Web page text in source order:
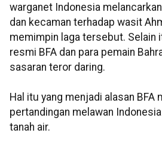
warganet Indonesia
dan kecaman terhadap wasit
memimpin laga tersebut. Selain
resmi BFA dan para pemain
sasaran teror daring.
Hal itu yang menjadi alasan BFA
pertandingan melawan
tanah air.